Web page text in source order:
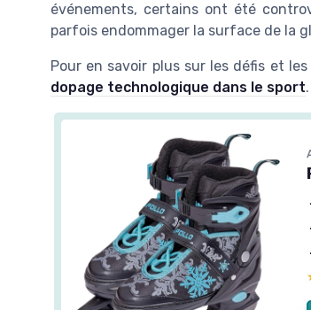
événements, certains ont été
parfois endommager la surface de la
Pour en savoir plus sur les défis et
dopage technologique dans le sport.